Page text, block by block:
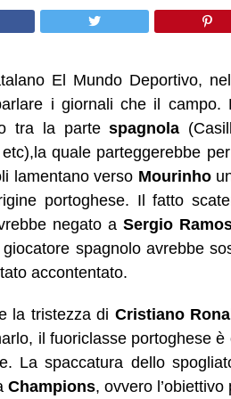
El Mundo Deportivo,
i giornali che il campo.
tra la partespagnola
quale parteggerebbe per
lamentano verso Mourinho
portoghese. Il fatto
negato aSergio
spagnolo avrebbe
accontentato.
la tristezza di Cristiano
il fuoriclasse portoghese
La spaccatura dello
Champions, ovvero l’obiettivo